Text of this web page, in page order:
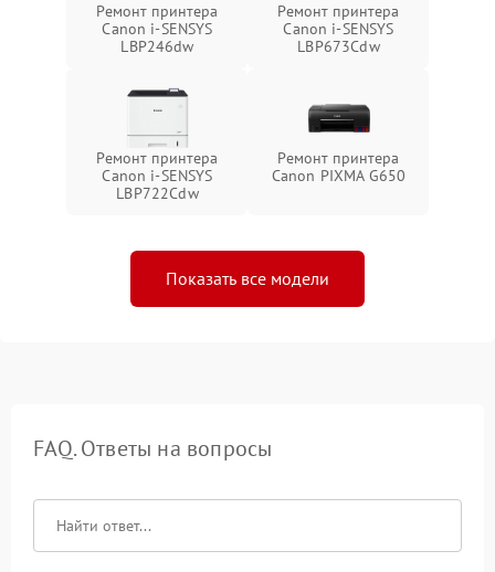
Ремонт принтера
Canon i-SENSYS
LBP246dw
Ремонт принтера
Canon i-SENSYS
LBP673Cdw
Ремонт принтера
Canon i-SENSYS
LBP722Cdw
Ремонт принтера
Canon PIXMA G650
Показать все модели
FAQ. Ответы на вопросы